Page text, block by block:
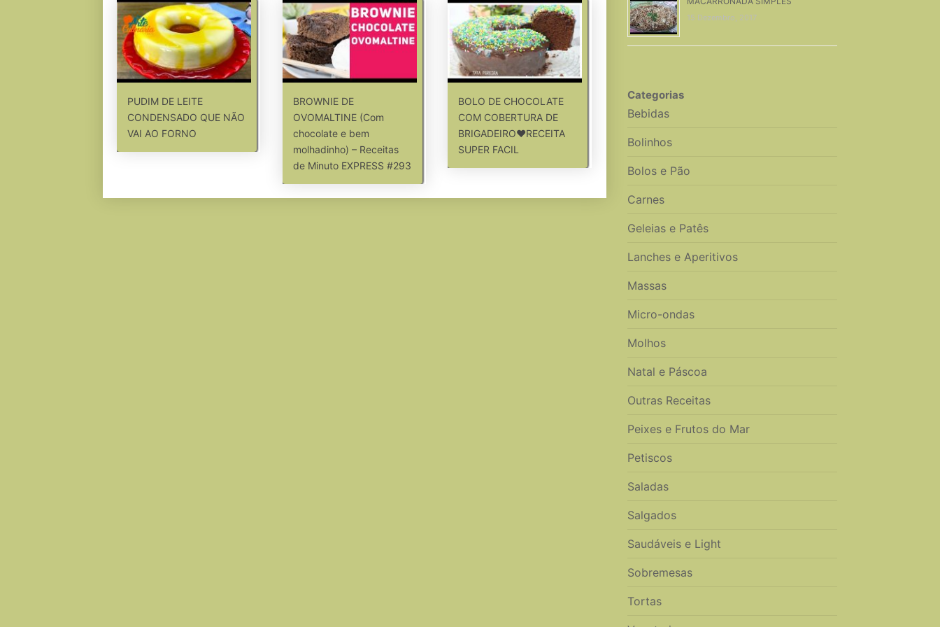
PUDIM DE LEITE
CONDENSADO QUE NÃO
VAI AO FORNO
BROWNIE DE
OVOMALTINE (Com
chocolate e bem
molhadinho) – Receitas
de Minuto EXPRESS #293
BOLO DE CHOCOLATE
COM COBERTURA DE
BRIGADEIRO❤RECEITA
SUPER FACIL
15 Dezembro, 2017
Categorias
Bebidas
Bolinhos
Bolos e Pão
Carnes
Geleias e Patês
Lanches e Aperitivos
Massas
Micro-ondas
Molhos
Natal e Páscoa
Outras Receitas
Peixes e Frutos do Mar
Petiscos
Saladas
Salgados
Saudáveis e Light
Sobremesas
Tortas